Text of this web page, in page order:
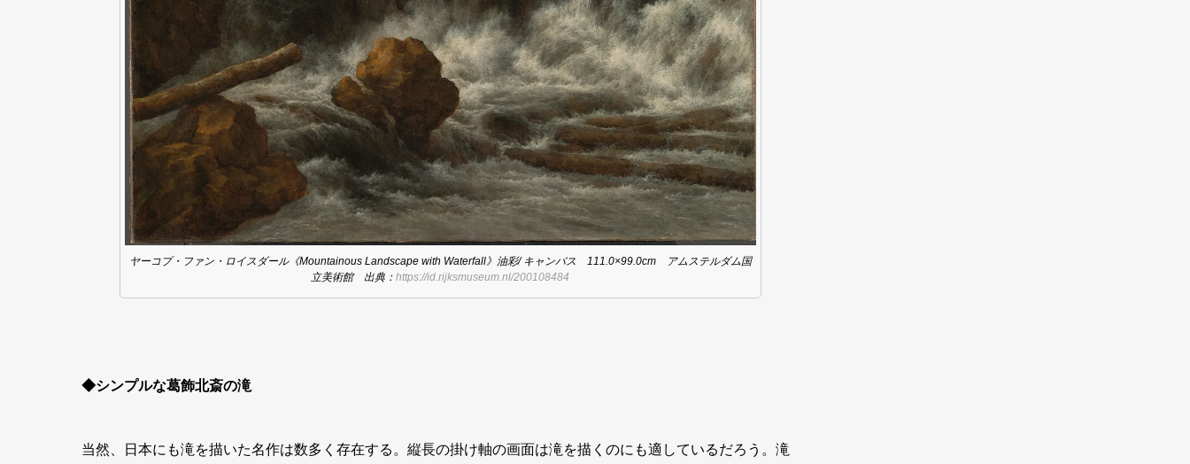
ヤーコプ・ファン・ロイスダール《Mountainous Landscape with Waterfall》油彩/ キャンバス 111.0×99.0cm アムステルダム国
立美術館 出典： https://id.rijksmuseum.nl/200108484
◆シンプルな葛飾北斎の滝
当然、日本にも滝を描いた名作は数多く存在する。縦長の掛け軸の画面は滝を描くのにも適しているだろう。滝